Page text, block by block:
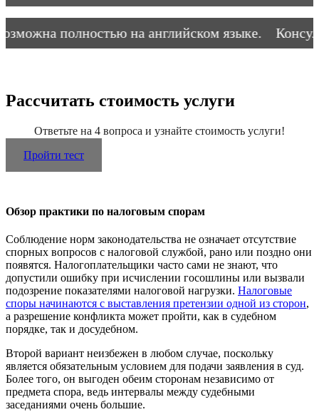
полностью на английском языке.
Рассчитать стоимость услуги
Ответьте на 4 вопроса и узнайте стоимость услуги!
Пройти тест
Обзор практики по налоговым спорам
Соблюдение норм законодательства не означает отсутствие
спорных вопросов с налоговой службой, рано или поздно они
появятся. Налогоплательщики часто сами не знают, что
допустили ошибку при исчислении госошлины или вызвали
подозрение показателями налоговой нагрузки. Налоговые
споры начинаются с выставления претензии одной из сторон,
а разрешение конфликта может пройти, как в судебном
порядке, так и досудебном.
Второй вариант неизбежен в любом случае, поскольку
является обязательным условием для подачи заявления в суд.
Более того, он выгоден обеим сторонам независимо от
предмета спора, ведь интервалы между судебными
заседаниями очень большие.